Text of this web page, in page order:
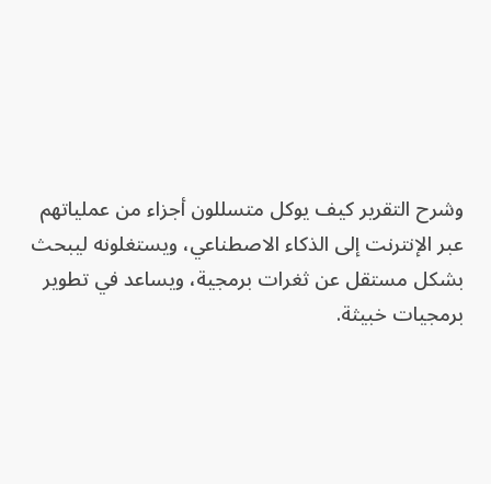
وشرح التقرير كيف يوكل متسللون أجزاء من عملياتهم
عبر الإنترنت إلى الذكاء الاصطناعي، ويستغلونه ليبحث
بشكل مستقل عن ثغرات برمجية، ويساعد في تطوير
برمجيات خبيثة.